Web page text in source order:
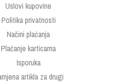
Uslovi kupovine
Politika privatnosti
Načini plaćanja
Plaćanje karticama
Isporuka
artikla za drugi